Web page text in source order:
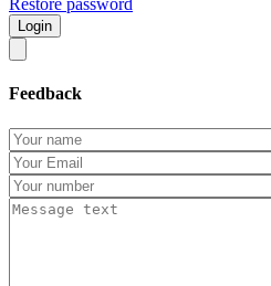
Restore password
Feedback